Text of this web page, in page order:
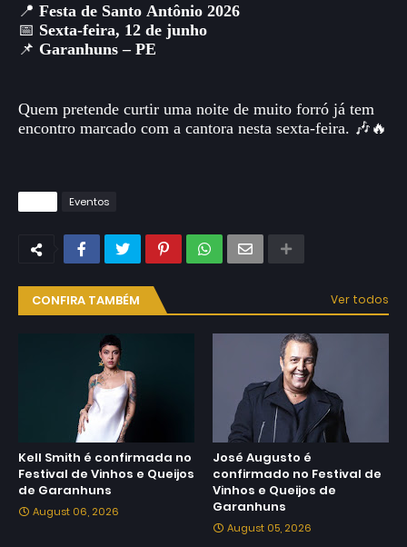
📍 Festa de Santo Antônio 2026
📅 Sexta-feira, 12 de junho
📌 Garanhuns – PE
Quem pretende curtir uma noite de muito forró já tem
encontro marcado com a cantora nesta sexta-feira. 🎶🔥
Eventos
CONFIRA TAMBÉM Ver todos
Kell Smith é confirmada no
Festival de Vinhos e Queijos
de Garanhuns
August 06, 2026
José Augusto é
confirmado no Festival de
Vinhos e Queijos de
Garanhuns
August 05, 2026